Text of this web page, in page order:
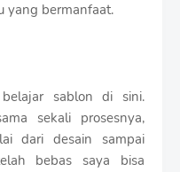
yang bermanfaat.
sablon di sini.
sekali prosesnya,
dari desain sampai
bebas saya bisa